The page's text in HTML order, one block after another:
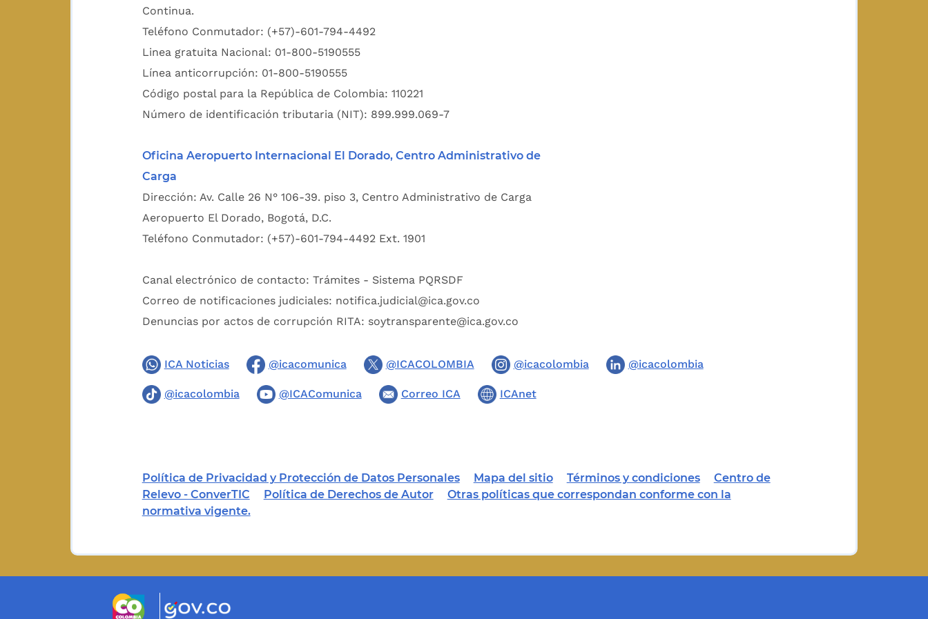
Continua.
Teléfono Conmutador: (+57)-601-794-4492
Linea gratuita Nacional: 01-800-5190555
Línea anticorrupción: 01-800-5190555
Código postal para la República de Colombia: 110221
Número de identificación tributaria (NIT): 899.999.069-7
Oficina Aeropuerto Internacional El Dorado, Centro Administrativo de
Carga
Dirección: Av. Calle 26 N° 106-39. piso 3, Centro Administrativo de Carga
Aeropuerto El Dorado, Bogotá, D.C.
Teléfono Conmutador: (+57)-601-794-4492 Ext. 1901
Canal electrónico de contacto: Trámites - Sistema PQRSDF
Correo de notificaciones judiciales: notifica.judicial@ica.gov.co
Denuncias por actos de corrupción RITA: soytransparente@ica.gov.co
ICA Noticias @icacomunica @ICACOLOMBIA @icacolombia @icacolombia
@icacolombia @ICAComunica Correo ICA ICAnet
Política de Privacidad y Protección de Datos Personales Mapa del sitio Términos y condiciones
Centro de
Relevo - ConverTIC
Política de Derechos de Autor
Otras políticas que correspondan conforme con la
normativa vigente.